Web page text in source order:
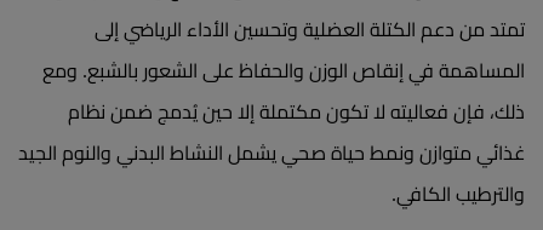
تمتد من دعم الكتلة العضلية وتحسين الأداء الرياضي إلى
المساهمة في إنقاص الوزن والحفاظ على الشعور بالشبع. ومع
ذلك، فإن فعاليته لا تكون مكتملة إلا حين يُدمج ضمن نظام
غذائي متوازن ونمط حياة صحي يشمل النشاط البدني والنوم الجيد
والترطيب الكافي.